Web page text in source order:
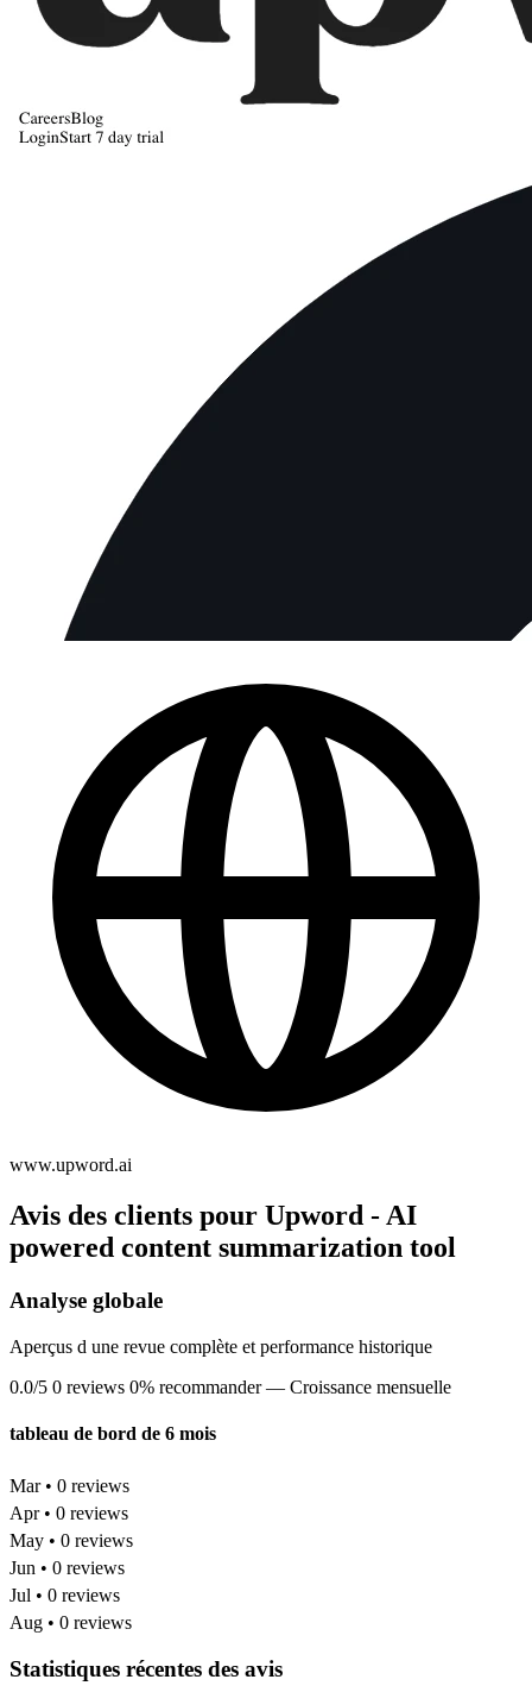
www.upword.ai
Avis des clients pour Upword - AI
powered content summarization tool
Analyse globale
Aperçus d une revue complète et performance historique
0.0/5 0 reviews 0% recommander — Croissance mensuelle
tableau de bord de 6 mois
Mar • 0 reviews
Apr • 0 reviews
May • 0 reviews
Jun • 0 reviews
Jul • 0 reviews
Aug • 0 reviews
Statistiques récentes des avis